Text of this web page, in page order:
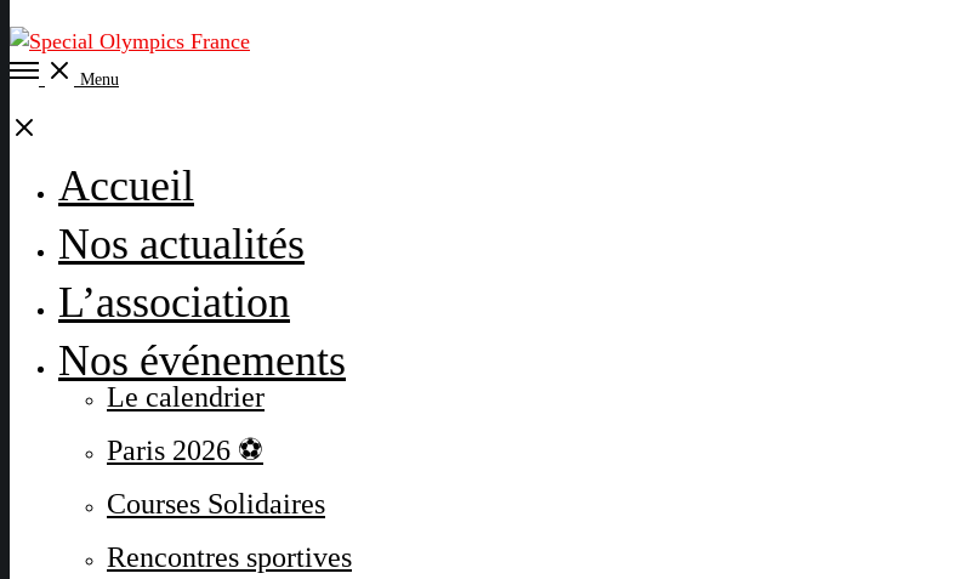
Open
Menu
Close
Accueil
Nos actualités
L’association
Nos événements
Le calendrier
Paris 2026 ⚽
Courses Solidaires
Rencontres sportives